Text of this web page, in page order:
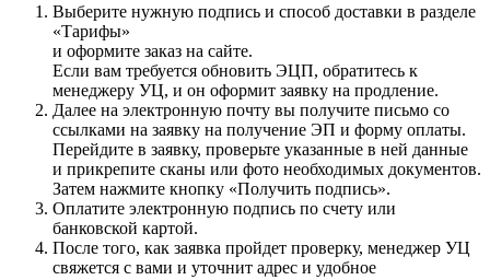
Выберите нужную подпись и способ доставки в разделе
«Тарифы»
и оформите заказ на сайте.
Если вам требуется обновить ЭЦП, обратитесь к
менеджеру УЦ, и он оформит заявку на продление.
Далее на электронную почту вы получите письмо со
ссылками на заявку на получение ЭП и форму оплаты.
Перейдите в заявку, проверьте указанные в ней данные
и прикрепите сканы или фото необходимых документов.
Затем нажмите кнопку «Получить подпись».
Оплатите электронную подпись по счету или
банковской картой.
После того, как заявка пройдет проверку, менеджер УЦ
свяжется с вами и уточнит адрес и удобное